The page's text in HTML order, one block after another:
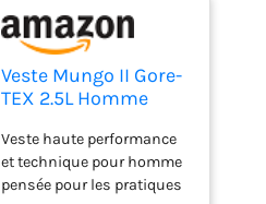
Veste Mungo II Gore-
TEX 2.5L Homme
Veste haute performance
et technique pour homme
pensée pour les pratiques